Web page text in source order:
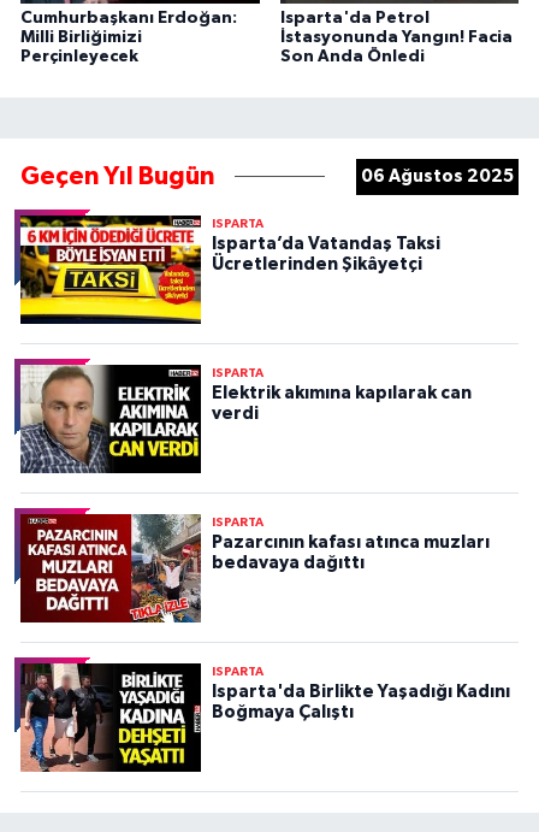
Cumhurbaşkanı Erdoğan:
Milli Birliğimizi
Perçinleyecek
Isparta'da Petrol
İstasyonunda Yangın! Facia
Son Anda Önledi
Geçen Yıl Bugün 06 Ağustos 2025
ISPARTA
Isparta’da Vatandaş Taksi
Ücretlerinden Şikâyetçi
ISPARTA
Elektrik akımına kapılarak can
verdi
ISPARTA
Pazarcının kafası atınca muzları
bedavaya dağıttı
ISPARTA
Isparta'da Birlikte Yaşadığı Kadını
Boğmaya Çalıştı